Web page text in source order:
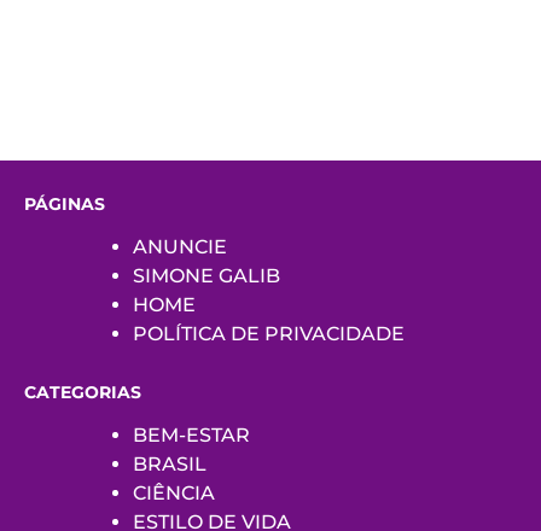
PÁGINAS
ANUNCIE
SIMONE GALIB
HOME
POLÍTICA DE PRIVACIDADE
CATEGORIAS
BEM-ESTAR
BRASIL
CIÊNCIA
ESTILO DE VIDA